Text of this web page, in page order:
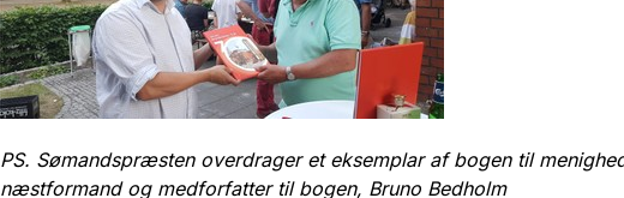
PS. Sømandspræsten overdrager et eksemplar af bogen til
næstformand og medforfatter til bogen, Bruno Bedholm